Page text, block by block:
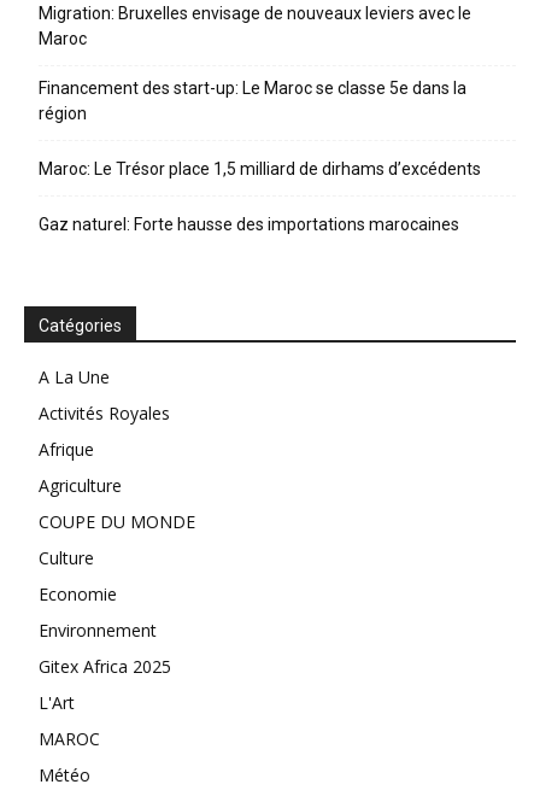
Migration: Bruxelles envisage de nouveaux leviers avec le
Maroc
Financement des start-up: Le Maroc se classe 5e dans la
région
Maroc: Le Trésor place 1,5 milliard de dirhams d’excédents
Gaz naturel: Forte hausse des importations marocaines
Catégories
A La Une
Activités Royales
Afrique
Agriculture
COUPE DU MONDE
Culture
Economie
Environnement
Gitex Africa 2025
L'Art
MAROC
Météo